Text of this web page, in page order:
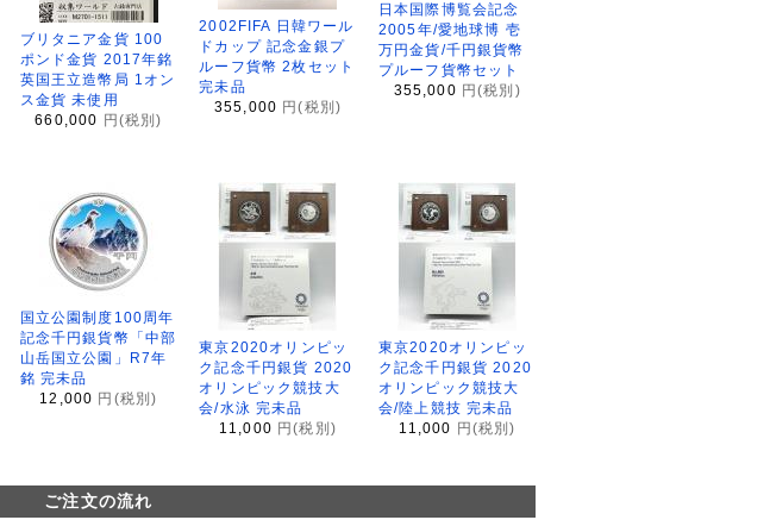
ブリタニア金貨 100
ポンド金貨 2017年銘
英国王立造幣局 1オン
ス金貨 未使用
660,000
円(税別)
2002FIFA 日韓ワール
ドカップ 記念金銀プ
ルーフ貨幣 2枚セット
完未品
355,000 円(税別)
日本国際博覧会記念
2005年/愛地球博 壱
万円金貨/千円銀貨幣
プルーフ貨幣セット
355,000 円(税別)
国立公園制度100周年
記念千円銀貨幣「中部
山岳国立公園」R7年
銘 完未品
12,000 円(税別)
東京2020オリンピッ
ク記念千円銀貨 2020
オリンピック競技大
会/水泳 完未品
11,000 円(税別)
東京2020オリンピッ
ク記念千円銀貨 2020
オリンピック競技大
会/陸上競技 完未品
11,000
円(税別)
ご注文の流れ